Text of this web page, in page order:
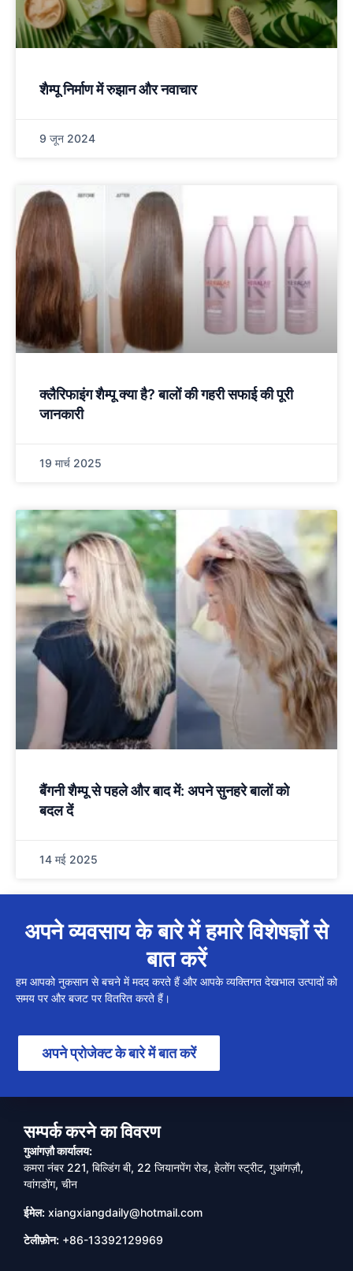
शैम्पू निर्माण में रुझान और नवाचार
9 जून 2024
क्लैरिफाइंग शैम्पू क्या है? बालों की गहरी सफाई की पूरी
जानकारी
19 मार्च 2025
बैंगनी शैम्पू से पहले और बाद में: अपने सुनहरे बालों को
बदल दें
14 मई 2025
अपने व्यवसाय के बारे में हमारे विशेषज्ञों से
बात करें
हम आपको नुकसान से बचने में मदद करते हैं और आपके व्यक्तिगत देखभाल उत्पादों को
समय पर और बजट पर वितरित करते हैं।
अपने प्रोजेक्ट के बारे में बात करें
सम्पर्क करने का विवरण
गुआंगज़ौ कार्यालय:
कमरा नंबर 221, बिल्डिंग बी, 22 जियानपेंग रोड, हेलोंग स्ट्रीट, गुआंगज़ौ,
ग्वांगडोंग, चीन
ईमेल: xiangxiangdaily@hotmail.com
टेलीफ़ोन: +86-13392129969